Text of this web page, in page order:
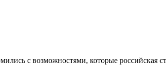
с возможностями, которые российская